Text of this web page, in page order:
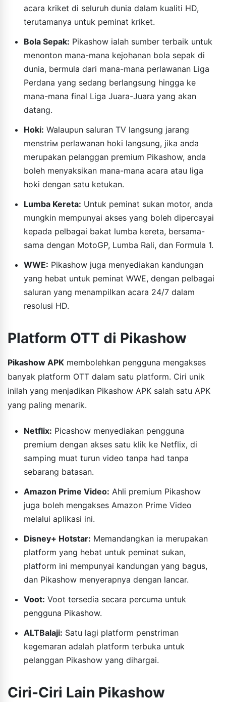
acara kriket di seluruh dunia dalam kualiti HD,
terutamanya untuk peminat kriket.
Bola Sepak: Pikashow ialah sumber terbaik untuk
menonton mana-mana kejohanan bola sepak di
dunia, bermula dari mana-mana perlawanan Liga
Perdana yang sedang berlangsung hingga ke
mana-mana final Liga Juara-Juara yang akan
datang.
Hoki: Walaupun saluran TV langsung jarang
menstrім perlawanan hoki langsung, jika anda
merupakan pelanggan premium Pikashow, anda
boleh menyaksikan mana-mana acara atau liga
hoki dengan satu ketukan.
Lumba Kereta: Untuk peminat sukan motor, anda
mungkin mempunyai akses yang boleh dipercayai
kepada pelbagai bakat lumba kereta, bersama-
sama dengan MotoGP, Lumba Rali, dan Formula 1.
WWE: Pikashow juga menyediakan kandungan
yang hebat untuk peminat WWE, dengan pelbagai
saluran yang menampilkan acara 24/7 dalam
resolusi HD.
Platform OTT di Pikashow
Pikashow APK membolehkan pengguna mengakses
banyak platform OTT dalam satu platform. Ciri unik
inilah yang menjadikan Pikashow APK salah satu APK
yang paling menarik.
Netflix: Picashow menyediakan pengguna
premium dengan akses satu klik ke Netflix, di
samping muat turun video tanpa had tanpa
sebarang batasan.
Amazon Prime Video: Ahli premium Pikashow
juga boleh mengakses Amazon Prime Video
melalui aplikasi ini.
Disney+ Hotstar: Memandangkan ia merupakan
platform yang hebat untuk peminat sukan,
platform ini mempunyai kandungan yang bagus,
dan Pikashow menyerapnya dengan lancar.
Voot: Voot tersedia secara percuma untuk
pengguna Pikashow.
ALTBalaji: Satu lagi platform penstriman
kegemaran adalah platform terbuka untuk
pelanggan Pikashow yang dihargai.
Ciri-Ciri Lain Pikashow